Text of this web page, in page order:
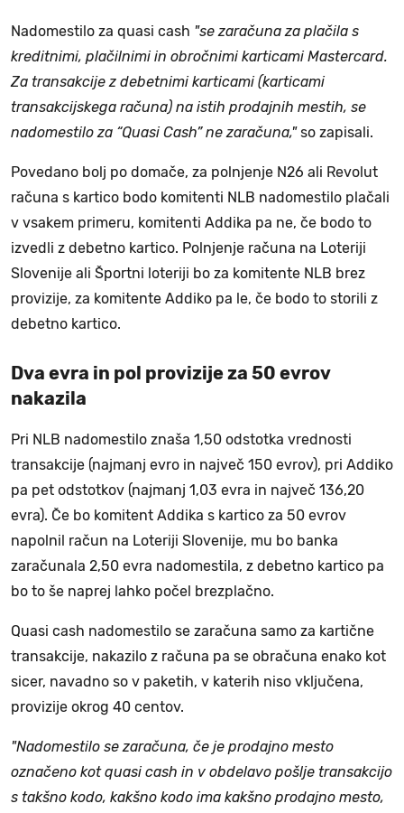
Nadomestilo za quasi cash "se zaračuna za plačila s
kreditnimi, plačilnimi in obročnimi karticami Mastercard.
Za transakcije z debetnimi karticami (karticami
transakcijskega računa) na istih prodajnih mestih, se
nadomestilo za “Quasi Cash” ne zaračuna,"so zapisali.
Povedano bolj po domače, za polnjenje N26 ali Revolut
računa s kartico bodo komitenti NLB nadomestilo plačali
v vsakem primeru, komitenti Addika pa ne, če bodo to
izvedli z debetno kartico. Polnjenje računa na Loteriji
Slovenije ali Športni loteriji bo za komitente NLB brez
provizije, za komitente Addiko pa le, če bodo to storili z
debetno kartico.
Dva evra in pol provizije za 50 evrov
nakazila
Pri NLB nadomestilo znaša 1,50 odstotka vrednosti
transakcije (najmanj evro in največ 150 evrov), pri Addiko
pa pet odstotkov (najmanj 1,03 evra in največ 136,20
evra). Če bo komitent Addika s kartico za 50 evrov
napolnil račun na Loteriji Slovenije, mu bo banka
zaračunala 2,50 evra nadomestila, z debetno kartico pa
bo to še naprej lahko počel brezplačno.
Quasi cash nadomestilo se zaračuna samo za kartične
transakcije, nakazilo z računa pa se obračuna enako kot
sicer, navadno so v paketih, v katerih niso vključena,
provizije okrog 40 centov.
"Nadomestilo se zaračuna, če je prodajno mesto
označeno kot quasi cash in v obdelavo pošlje transakcijo
s takšno kodo, kakšno kodo ima kakšno prodajno mesto,